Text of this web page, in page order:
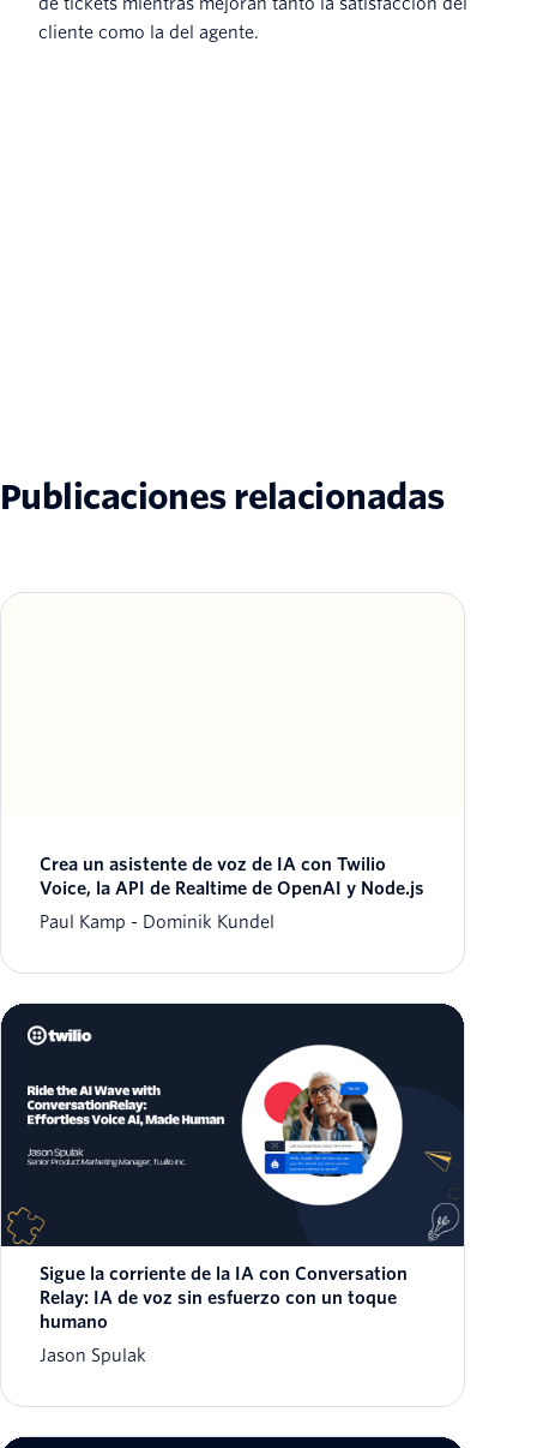
cliente como la del agente.
Publicaciones relacionadas
Crea un asistente de voz de IA con Twilio
Voice, la API de Realtime de OpenAI y Node.js
Paul Kamp
Dominik Kundel
Sigue la corriente de la IA con Conversation
Relay: IA de voz sin esfuerzo con un toque
humano
Jason Spulak